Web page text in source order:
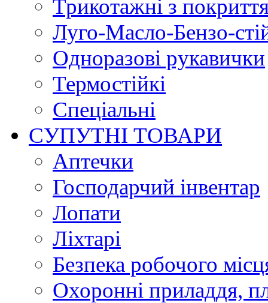
Трикотажні з
Луго-Масло-Бензо-
Одноразові рукавички
Термостійкі
Спеціальні
СУПУТНІ ТОВАРИ
Аптечки
Господарчий інвентар
Лопати
Ліхтарі
Безпека робочого
Охоронні приладдя,